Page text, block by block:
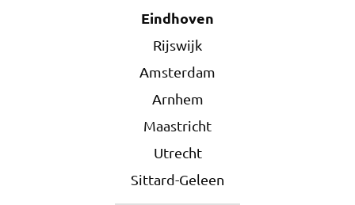
Eindhoven
Rijswijk
Amsterdam
Arnhem
Maastricht
Utrecht
Sittard-Geleen